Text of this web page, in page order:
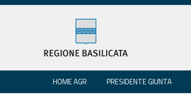
HOME AGR PRESIDENTE GIUNTA